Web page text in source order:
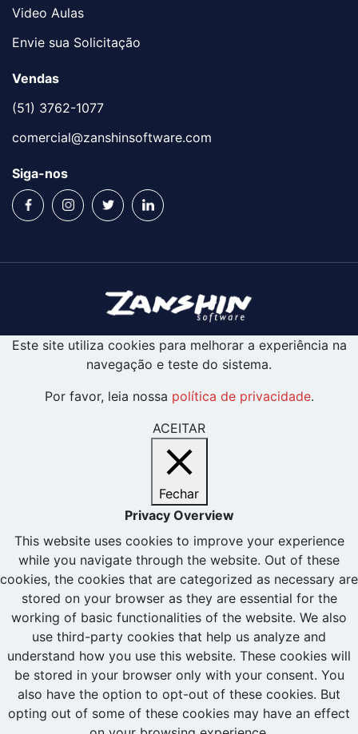
Video Aulas
Envie sua Solicitação
Vendas
(51) 3762-1077
comercial@zanshinsoftware.com
Siga-nos
Este site utiliza cookies para melhorar a experiência na
navegação e teste do sistema.
Por favor, leia nossa política de privacidade.
ACEITAR
Fechar
Privacy Overview
This website uses cookies to improve your experience
while you navigate through the website. Out of these
cookies, the cookies that are categorized as necessary are
stored on your browser as they are essential for the
working of basic functionalities of the website. We also
use third-party cookies that help us analyze and
understand how you use this website. These cookies will
be stored in your browser only with your consent. You
also have the option to opt-out of these cookies. But
opting out of some of these cookies may have an effect